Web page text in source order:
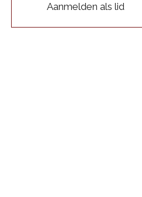
Aanmelden als lid